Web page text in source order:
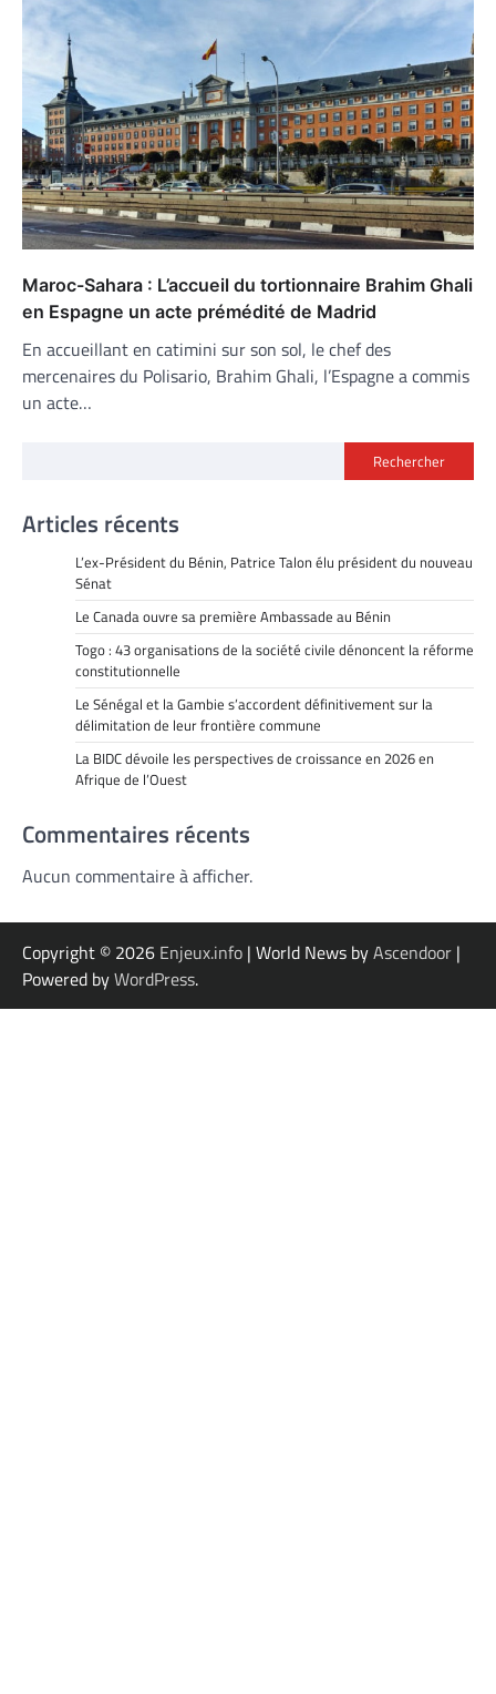
Maroc-Sahara : L’accueil du tortionnaire Brahim Ghali
en Espagne un acte prémédité de Madrid
En accueillant en catimini sur son sol, le chef des
mercenaires du Polisario, Brahim Ghali, l’Espagne a commis
un acte…
Rechercher
Articles récents
L’ex-Président du Bénin, Patrice Talon élu président du nouveau
Sénat
Le Canada ouvre sa première Ambassade au Bénin
Togo : 43 organisations de la société civile dénoncent la réforme
constitutionnelle
Le Sénégal et la Gambie s’accordent définitivement sur la
délimitation de leur frontière commune
La BIDC dévoile les perspectives de croissance en 2026 en
Afrique de l’Ouest
Commentaires récents
Aucun commentaire à afficher.
Copyright © 2026 Enjeux.info | World News byAscendoor |
Powered byWordPress.